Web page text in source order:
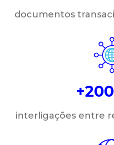
documentos
interligações entre